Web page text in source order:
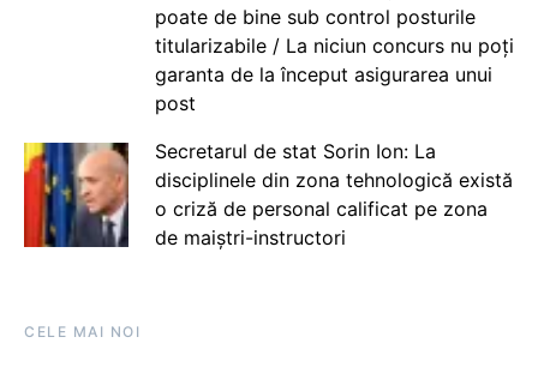
poate de bine sub control posturile
titularizabile / La niciun concurs nu poți
garanta de la început asigurarea unui
post
Secretarul de stat Sorin Ion: La
disciplinele din zona tehnologică există
o criză de personal calificat pe zona
de maiștri-instructori
CELE MAI NOI